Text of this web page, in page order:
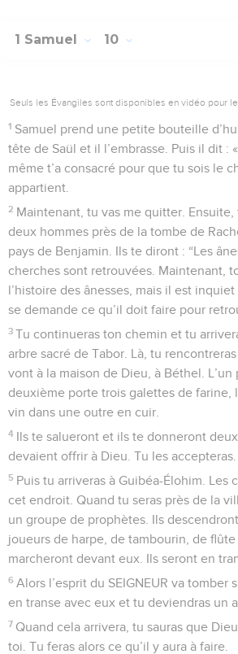
1 Samuel 10
Seuls les Évangiles sont disponibles en vidéo pour le
1 Samuel prend une petite bouteille
tête de Saül et il l’embrasse. Puis il dit :
même t’a consacré pour que tu sois le
appartient.
2 Maintenant, tu vas me quitter.
deux hommes près de la tombe de
pays de Benjamin. Ils te diront : “Les
cherches sont retrouvées. Maintenant,
l’histoire des ânesses, mais il est
se demande ce qu’il doit faire pour
3 Tu continueras ton chemin et tu
arbre sacré de Tabor. Là, tu
vont à la maison de Dieu, à Béthel.
deuxième porte trois galettes de farine,
vin dans une outre en cuir.
4 Ils te salueront et ils te donneront deux
devaient offrir à Dieu. Tu les accepteras.
5 Puis tu arriveras à Guibéa-Élohim. Les
cet endroit. Quand tu seras près de la
un groupe de prophètes. Ils
joueurs de harpe, de tambourin, de
marcheront devant eux. Ils seront en
6 Alors l’esprit du SEIGNEUR va tomber
en transe avec eux et tu deviendras un
7 Quand cela arrivera, tu sauras que
toi. Tu feras alors ce qu’il y aura à faire.